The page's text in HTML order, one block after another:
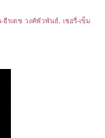
รเดช วงศ์พัวพันธ์, เชอรี่-เข็ม